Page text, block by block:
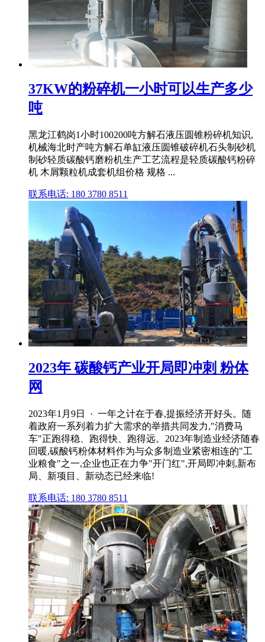
37KW的粉碎机一小时可以生产多少
吨
黑龙江鹤岗1小时100200吨方解石液压圆锥粉碎机知识,
机械海北时产吨方解石单缸液压圆锥破碎机石头制砂机
制砂轻质碳酸钙磨粉机生产工艺流程是轻质碳酸钙粉碎
机 木屑颗粒机成套机组价格 规格 ...
联系电话: 180 3780 8511
2023年 碳酸钙产业开局即冲刺 粉体
网
2023年1月9日 · 一年之计在于春,提振经济开好头。随
着政府一系列着力扩大需求的举措共同发力,"消费马
车"正跑得稳、跑得快、跑得远。2023年制造业经济随春
回暖,碳酸钙粉体材料作为与众多制造业紧密相连的"工
业粮食"之一,企业也正在力争"开门红",开局即冲刺,新布
局、新项目、新动态已经来临!
联系电话: 180 3780 8511